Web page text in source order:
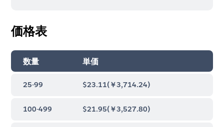
価格表
数量 単価
25-99 $23.11(￥3,714.24)
100-499 $21.95(￥3,527.80)